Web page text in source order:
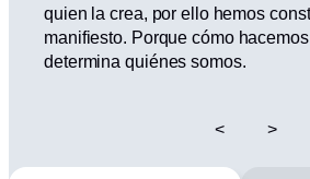
quien la crea, por ello hemos
manifiesto. Porque cómo
determina quiénes somos.
< >